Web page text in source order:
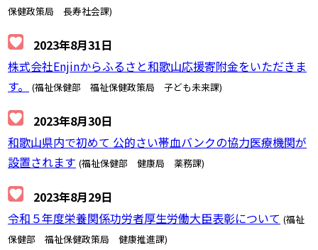
保健政策局 長寿社会課)
2023年8月31日
株式会社Enjinからふるさと和歌山応援寄附金をいただきま
す。
(福祉保健部 福祉保健政策局 子ども未来課)
2023年8月30日
和歌山県内で初めて 公的さい帯血バンクの協力医療機関が
設置されます (福祉保健部 健康局 薬務課)
2023年8月29日
令和５年度栄養関係功労者厚生労働大臣表彰について (福祉
保健部 福祉保健政策局 健康推進課)